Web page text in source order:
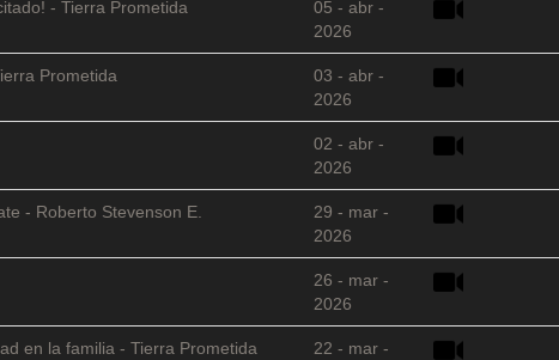
- Tierra Prometida
05 - abr -
2026
Prometida
03 - abr -
2026
02 - abr -
2026
- Roberto Stevenson E.
29 - mar -
2026
26 - mar -
2026
en la familia - Tierra Prometida
22 - mar -